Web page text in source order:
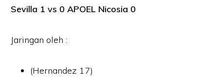
Sevilla 1 vs 0 APOEL Nicosia 0
Jaringan oleh :
(Hernandez 17)